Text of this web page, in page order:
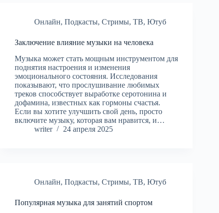
Онлайн, Подкасты, Стримы, ТВ, Ютуб
Заключение влияние музыки на человека
Музыка может стать мощным инструментом для
поднятия настроения и изменения
эмоционального состояния. Исследования
показывают, что прослушивание любимых
треков способствует выработке серотонина и
дофамина, известных как гормоны счастья.
Если вы хотите улучшить свой день, просто
включите музыку, которая вам нравится, и…
writer
24 апреля 2025
Онлайн, Подкасты, Стримы, ТВ, Ютуб
Популярная музыка для занятий спортом